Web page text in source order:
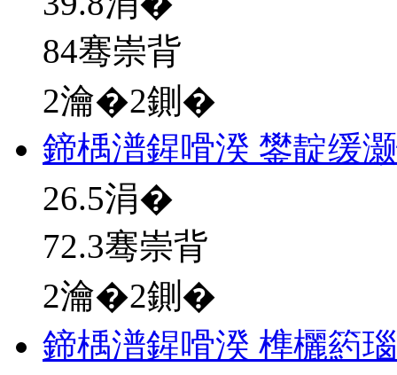
84骞崇背
2瀹�2鍘�
鍗楀潽鍟嗗湀 鐢靛缓
26.5涓�
72.3骞崇背
2瀹�2鍘�
鍗楀潽鍟嗗湀 榫欐箹